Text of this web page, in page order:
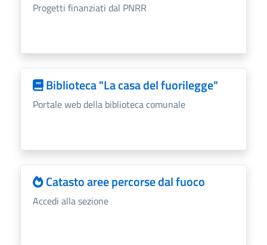
Progetti finanziati dal PNRR
Biblioteca "La casa del fuorilegge"
Portale web della biblioteca comunale
Catasto aree percorse dal fuoco
Accedi alla sezione